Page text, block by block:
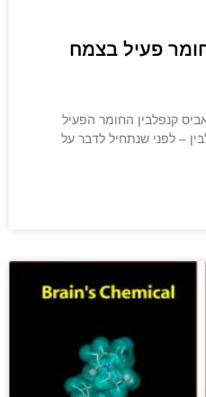
פעיל בצמח
קנפלבין החומר הפעיל
– לפני שנתחיל לדבר על